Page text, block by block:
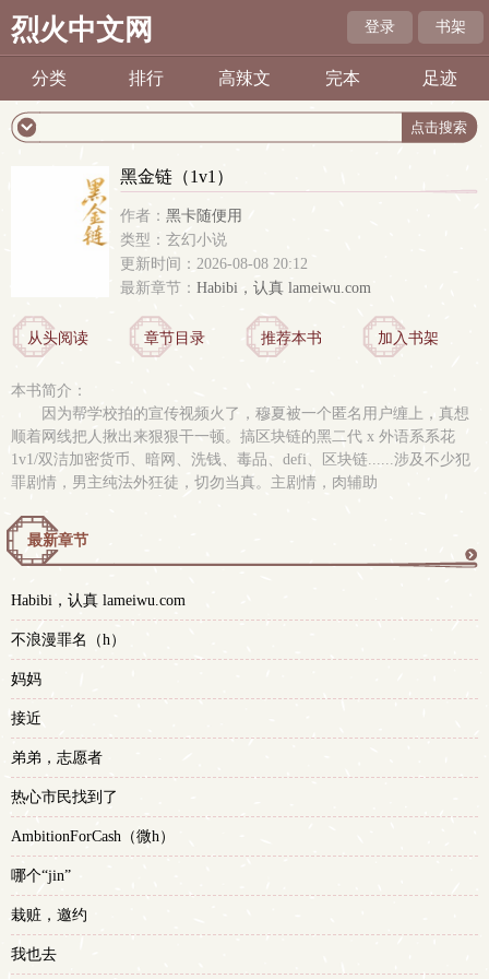
烈火中文网 登录 书架
分类 排行 高辣文 完本 足迹
黑金链（1v1）
作者： 黑卡随便用
类型：玄幻小说
更新时间：2026-08-08 20:12
最新章节： Habibi，认真 lameiwu.com
从头阅读 章节目录 推荐本书 加入书架
本书简介：
因为帮学校拍的宣传视频火了，穆夏被一个匿名用户缠上，真想
顺着网线把人揪出来狠狠干一顿。搞区块链的黑二代 x 外语系系花
1v1/双洁加密货币、暗网、洗钱、毒品、defi、区块链......涉及不少犯
罪剧情，男主纯法外狂徒，切勿当真。主剧情，肉辅助
最新章节
Habibi，认真 lameiwu.com
不浪漫罪名（h）
妈妈
接近
弟弟，志愿者
热心市民找到了
AmbitionForCash（微h）
哪个“jin”
栽赃，邀约
我也去